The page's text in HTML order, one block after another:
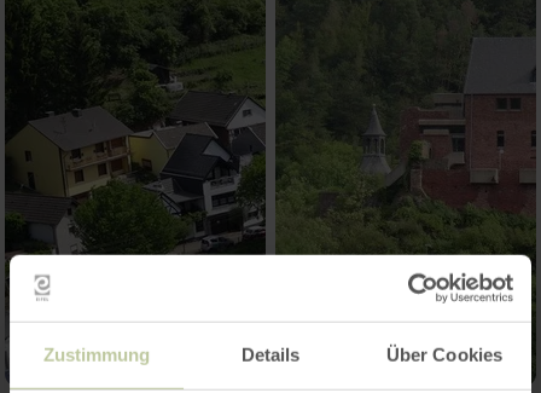
Zustimmung Details Über Cookies